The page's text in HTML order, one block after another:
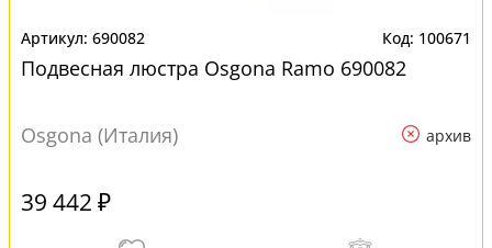
690082 100671
Подвесная люстра Osgona Ramo 690082
Osgona (Италия) архив
39 442 ₽